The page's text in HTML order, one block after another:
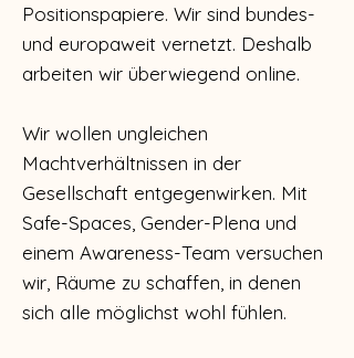
Positionspapiere. Wir sind bundes-
und europaweit vernetzt. Deshalb
arbeiten wir überwiegend online.
Wir wollen ungleichen
Machtverhältnissen in der
Gesellschaft entgegenwirken. Mit
Safe-Spaces, Gender-Plena und
einem Awareness-Team versuchen
wir, Räume zu schaffen, in denen
sich alle möglichst wohl fühlen.